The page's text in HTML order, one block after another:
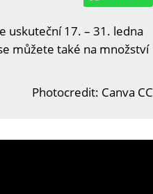
uskuteční 17. – 31. ledna
můžete také na množství
Photocredit: Canva CC